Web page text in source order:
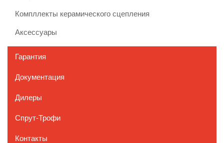
Компллекты керамического сцепления
Аксессуары
Гарантия
Документация
Дилеры
Спрут-Трофи
Контакты